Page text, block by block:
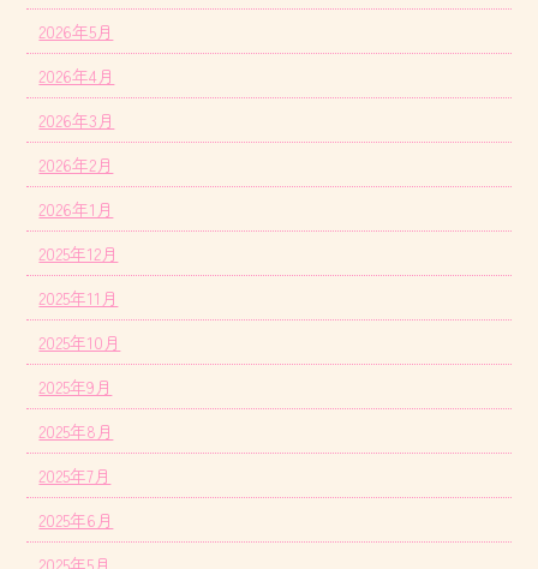
2026年5月
2026年4月
2026年3月
2026年2月
2026年1月
2025年12月
2025年11月
2025年10月
2025年9月
2025年8月
2025年7月
2025年6月
2025年5月